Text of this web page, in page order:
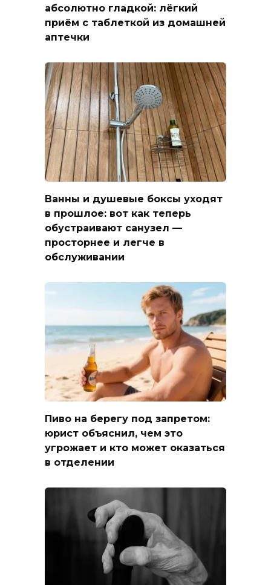
абсолютно гладкой: лёгкий
приём с таблеткой из домашней
аптечки
Ванны и душевые боксы уходят
в прошлое: вот как теперь
обустраивают санузел —
просторнее и легче в
обслуживании
Пиво на берегу под запретом:
юрист объяснил, чем это
угрожает и кто может оказаться
в отделении